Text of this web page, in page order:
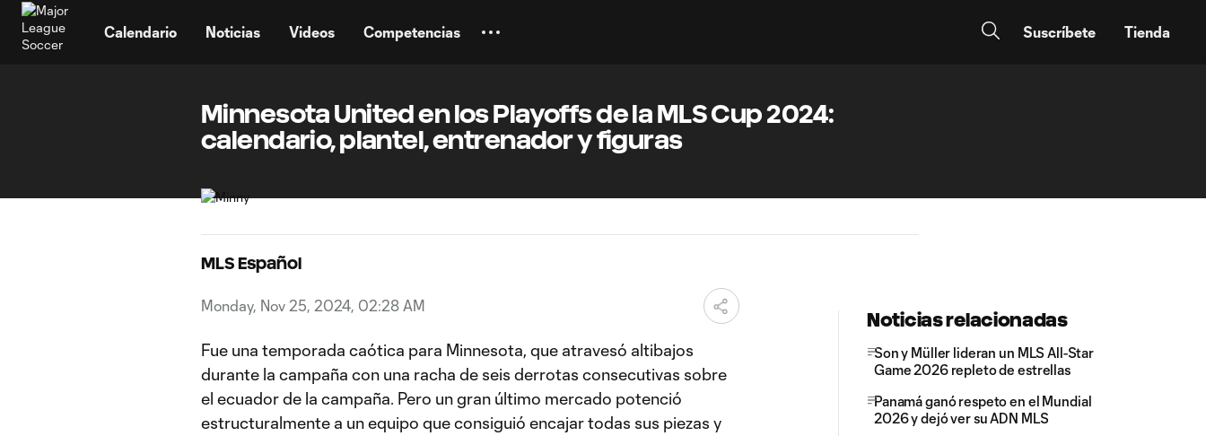
Calendario Noticias Videos Competencias Suscríbete Tienda
Minnesota United en los Playoffs de la MLS Cup 2024:
calendario, plantel, entrenador y figuras
MLS Español
Monday, Nov 25, 2024, 02:28 AM
Fue una temporada caótica para Minnesota, que atravesó altibajos
durante la campaña con una racha de seis derrotas consecutivas sobre
el ecuador de la campaña. Pero un gran último mercado potenció
estructuralmente a un equipo que consiguió encajar todas sus piezas y
Noticias relacionadas
Son y Müller lideran un MLS All-Star
Game 2026 repleto de estrellas
Panamá ganó respeto en el Mundial
2026 y dejó ver su ADN MLS